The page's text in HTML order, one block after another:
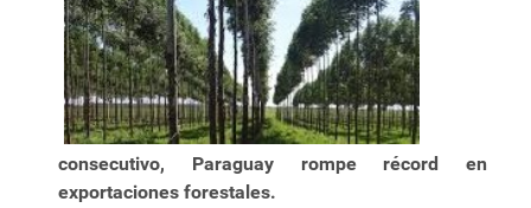
consecutivo, Paraguay rompe récord en
exportaciones forestales.